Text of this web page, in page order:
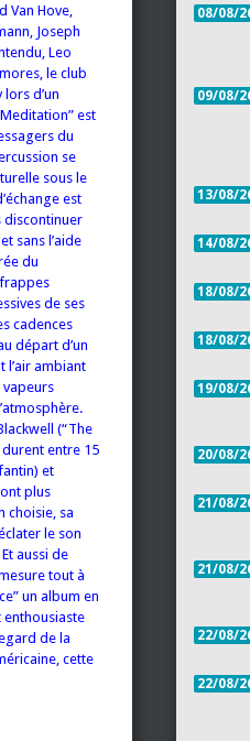
Van Hove,
Joseph
Leo
le club
d’un
est
du
se
sous le
est
discontinuer
sans l’aide
du
de ses
cadences
départ d’un
l’air ambiant
vapeurs
(“The
durent entre 15
et
plus
choisie, sa
le son
aussi de
tout à
un album en
enthousiaste
de la
cette
08/08/
09/08/
13/08/
14/08/
18/08/
18/08/
19/08/
20/08/
21/08/
21/08/
22/08/
22/08/